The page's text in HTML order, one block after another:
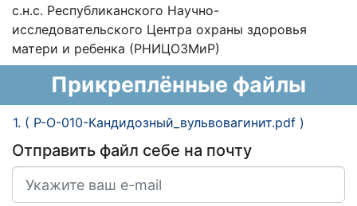
с.н.с. Республиканского Научно-
исследовательского Центра охраны здоровья
матери и ребенка (РНИЦОЗМиР)
Прикреплённые файлы
1. ( P-O-010-Кандидозный_вульвовагинит.pdf )
Отправить файл себе на почту